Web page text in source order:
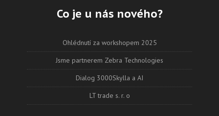
Co je u nás nového?
Ohlédnutí za workshopem 2025
Jsme partnerem Zebra Technologies
Dialog 3000Skylla a AI
LT trade s. r. o